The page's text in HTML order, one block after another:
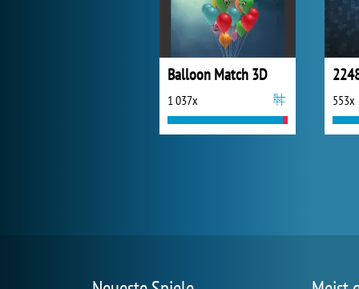
Balloon Match 3D
1 037x 553x